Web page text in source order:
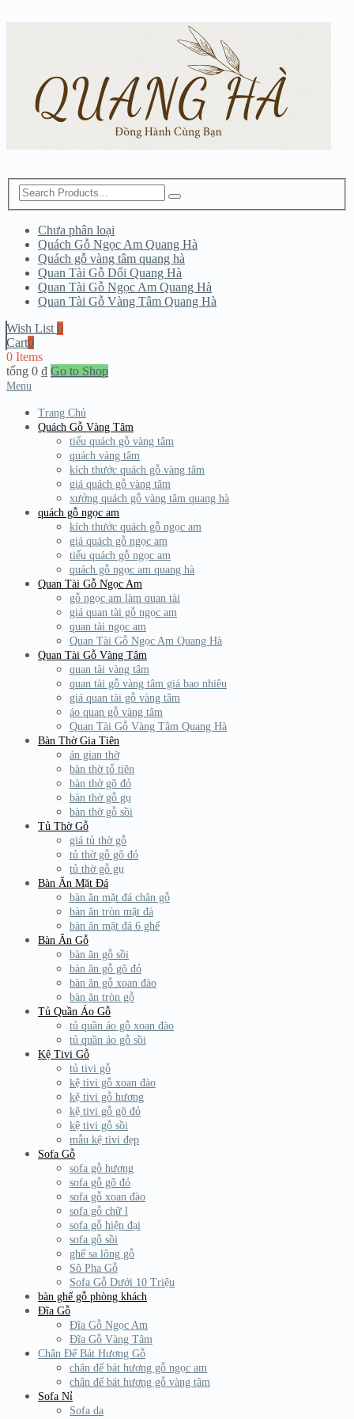
Chưa phân loại
Quách Gỗ Ngọc Am Quang Hà
Quách gỗ vàng tâm quang hà
Quan Tài Gỗ Dổi Quang Hà
Quan Tài Gỗ Ngọc Am Quang Hà
Quan Tài Gỗ Vàng Tâm Quang Hà
Wish List 0
Cart0
0 Items
tổng 0 ₫ Go to Shop
Menu
Trang Chủ
Quách Gỗ Vàng Tâm
tiểu quách gỗ vàng tâm
quách vàng tâm
kích thước quách gỗ vàng tâm
giá quách gỗ vàng tâm
xưởng quách gỗ vàng tâm quang hà
quách gỗ ngọc am
kích thước quách gỗ ngọc am
giá quách gỗ ngọc am
tiểu quách gỗ ngọc am
quách gỗ ngọc am quang hà
Quan Tài Gỗ Ngọc Am
gỗ ngọc am làm quan tài
giá quan tài gỗ ngọc am
quan tài ngọc am
Quan Tài Gỗ Ngọc Am Quang Hà
Quan Tài Gỗ Vàng Tâm
quan tài vàng tâm
quan tài gỗ vàng tâm giá bao nhiêu
giá quan tài gỗ vàng tâm
áo quan gỗ vàng tâm
Quan Tài Gỗ Vàng Tâm Quang Hà
Bàn Thờ Gia Tiên
án gian thờ
bàn thờ tổ tiên
bàn thờ gõ đỏ
bàn thờ gỗ gụ
bàn thờ gỗ sồi
Tủ Thờ Gỗ
giá tủ thờ gỗ
tủ thờ gỗ gõ đỏ
tủ thờ gỗ gụ
Bàn Ăn Mặt Đá
bàn ăn mặt đá chân gỗ
bàn ăn tròn mặt đá
bàn ăn mặt đá 6 ghế
Bàn Ăn Gỗ
bàn ăn gỗ sồi
bàn ăn gỗ gõ đỏ
bàn ăn gỗ xoan đào
bàn ăn tròn gỗ
Tủ Quần Áo Gỗ
tủ quần áo gỗ xoan đào
tủ quần áo gỗ sồi
Kệ Tivi Gỗ
tủ tivi gỗ
kệ tivi gỗ xoan đào
kệ tivi gỗ hương
kệ tivi gỗ gõ đỏ
kệ tivi gỗ sồi
mẫu kệ tivi đẹp
Sofa Gỗ
sofa gỗ hương
sofa gỗ gõ đỏ
sofa gỗ xoan đào
sofa gỗ chữ l
sofa gỗ hiện đại
sofa gỗ sồi
ghế sa lông gỗ
Sô Pha Gỗ
Sofa Gỗ Dưới 10 Triệu
bàn ghế gỗ phòng khách
Đĩa Gỗ
Đĩa Gỗ Ngọc Am
Đĩa Gỗ Vàng Tâm
Chân Đế Bát Hương Gỗ
chân đế bát hương gỗ ngọc am
chân đế bát hương gỗ vàng tâm
Sofa Nỉ
Sofa da